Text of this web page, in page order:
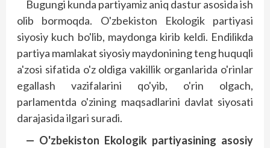
Bugungi kunda partiyamiz aniq das­tur asosida ish
olib bormoqda. O'zbekiston Ekologik partiyasi
siyosiy kuch bo'lib, maydonga kirib keldi. Endilikda
partiya mamlakat siyo­siy maydonining teng huquqli
a'zosi sifatida o'z oldiga vakillik organlarida o'rinlar
egallash vazifalarini qo'yib, o'rin olgach,
parlamentda o'zining maqsadlarini davlat siyosati
darajasida ilgari suradi.
— O'zbekiston Ekologik par­tiyasining asosiy